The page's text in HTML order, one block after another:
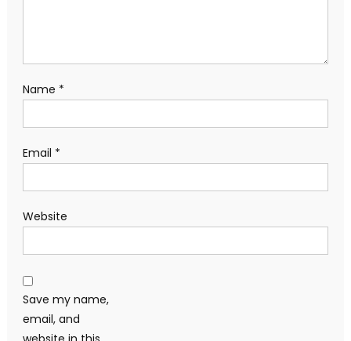
Name *
Email *
Website
Save my name,
email, and